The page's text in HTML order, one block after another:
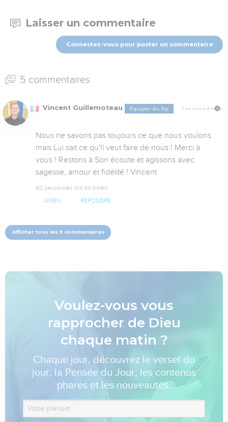
Laisser un commentaire
Connectez-vous pour poster un commentaire
5 commentaires
Vincent Guillemoteau Équipier du Top Il y a 14 ans, 8 mois
Nous ne savons pas toujours ce que nous voulons
mais Lui sait ce qu'Il veut faire de nous ! Merci à
vous ! Restons à Son écoute et agissons avec
sagesse, amour et fidélité ! Vincent
60 personnes ont dit Amen
AMEN RÉPONDRE
Afficher tous les 5 commentaires
Voulez-vous vous
rapprocher de Dieu
chaque matin ?
Chaque jour, découvrez le verset du
jour, la Pensée du Jour, les contenus
phares et les nouveautés.